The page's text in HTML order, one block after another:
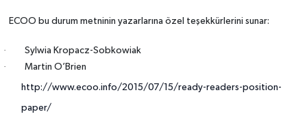
ECOO bu durum metninin yazarlarına özel teşekkürlerini sunar:
· Sylwia Kropacz-Sobkowiak
· Martin O’Brien
http://www.ecoo.info/2015/07/15/ready-readers-position-
paper/